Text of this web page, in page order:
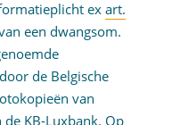
ex art.
een dwangsom.
de Belgische
van
KB-Luxbank. Op